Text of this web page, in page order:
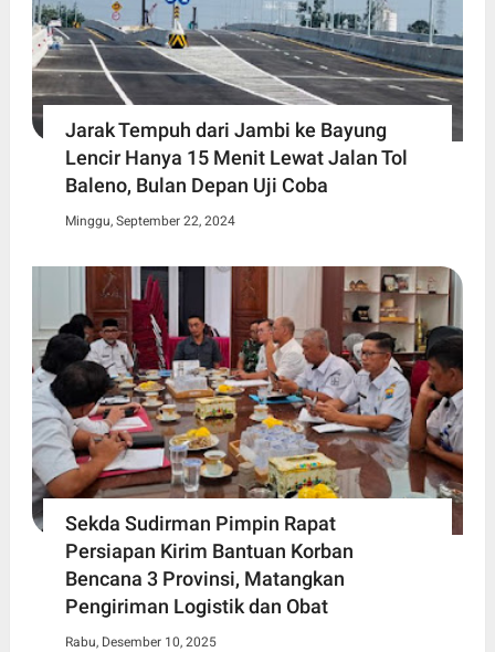
Jarak Tempuh dari Jambi ke Bayung
Lencir Hanya 15 Menit Lewat Jalan Tol
Baleno, Bulan Depan Uji Coba
Minggu, September 22, 2024
Sekda Sudirman Pimpin Rapat
Persiapan Kirim Bantuan Korban
Bencana 3 Provinsi, Matangkan
Pengiriman Logistik dan Obat
Rabu, Desember 10, 2025